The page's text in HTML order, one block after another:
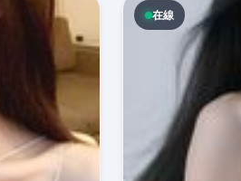
在線